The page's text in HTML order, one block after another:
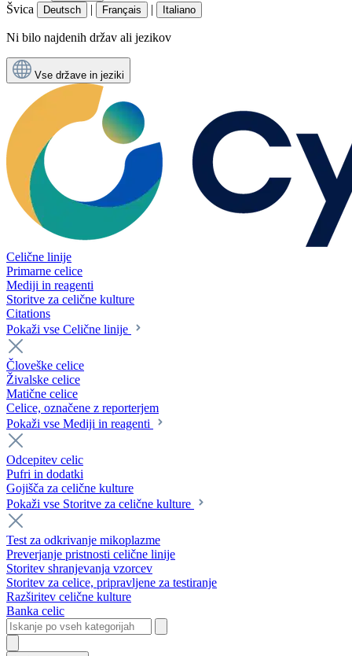
Švica Deutsch | Français | Italiano
Ni bilo najdenih držav ali jezikov
Vse države in jeziki
Celične linije
Primarne celice
Mediji in reagenti
Storitve za celične kulture
Citations
Pokaži vse Celične linije
Človeške celice
Živalske celice
Matične celice
Celice, označene z reporterjem
Pokaži vse Mediji in reagenti
Odcepitev celic
Pufri in dodatki
Gojišča za celične kulture
Pokaži vse Storitve za celične kulture
Test za odkrivanje mikoplazme
Preverjanje pristnosti celične linije
Storitev shranjevanja vzorcev
Storitev za celice, pripravljene za testiranje
Razširitev celične kulture
Banka celic